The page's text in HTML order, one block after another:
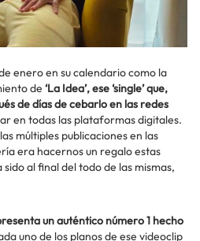
enero en su calendario como la
de ‘La Idea’, ese ‘single’ que,
de días de cebarlo en las redes
en todas las plataformas digitales.
múltiples publicaciones en las
era hacernos un regalo estas
al final del todo de las mismas,
un auténtico número 1 hecho
uno de los planos de ese videoclip